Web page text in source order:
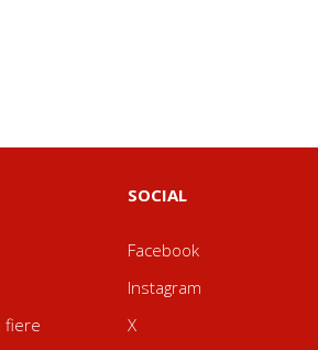
fiere
SOCIAL
Facebook
Instagram
X